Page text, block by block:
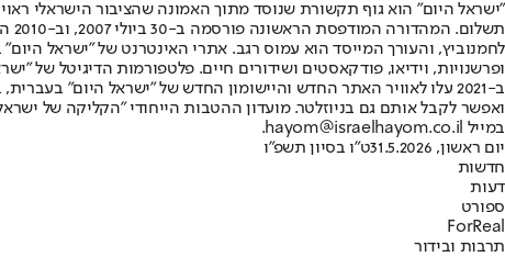
"ישראל היום" הוא גוף תקשורת שנוסד מתוך האמונה שהציבור הישראלי
ופרשנויות, וידיאו, פודקאסטים ושידורים חיים. פלטפורמות הדיגיטל של
ב-2021 עלו לאוויר האתר החדש והיישומון החדש של "ישראל היום"
ואפשר לקבל אותם גם בניוזלטר. מועדון ההטבות הייחודי "הקליקה של
במייל hayom@israelhayom.co.il.
יום ראשון, 31.5.2026
ט"ו בסיון תשפ"ו
חדשות
דעות
ספורט
ForReal
תרבות ובידור